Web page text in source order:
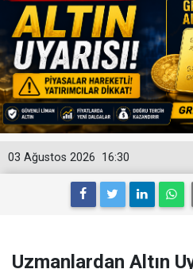
16:30
03 Ağustos 2026
Uzmanlardan Altın